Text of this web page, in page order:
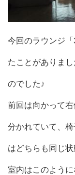
今回のラウンジ
たことがありま
のでした♪
前回は向かって
分かれていて、
はどちらも同じ状
室内はこのよう